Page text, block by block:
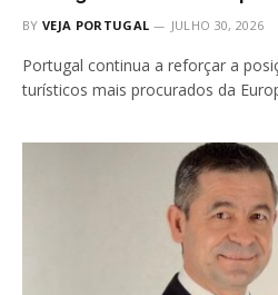
BY VEJA PORTUGAL JULHO 30, 2026
Portugal continua a reforçar a
turísticos mais procurados da